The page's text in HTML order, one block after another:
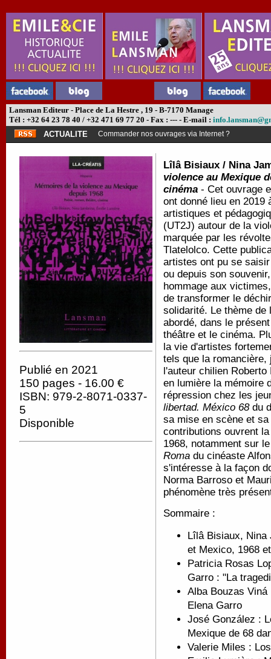
Lansman Editeur - Place de La Hestre , 19 - B-7170 Manage
Tél : +32 64 23 78 40 / +32 471 69 77 20 - Fax : --- - E-mail :
ACTUALITE
Commander nos ouvrages via Internet ?
Publié en 2021
150 pages - 16.00 €
ISBN: 979-2-8071-0337-
5
Disponible
Lîlâ Bisiaux / Nina
violence au Mexique
cinéma - Cet ouvrage
ont donné lieu en
artistiques et
(UT2J) autour de la
marquée par les
Tlatelolco. Cette
artistes ont pu se
ou depuis son
hommage aux
de transformer le
solidarité. Le thème de
abordé, dans le
théâtre et le cinéma.
la vie d'artistes
tels que la romancière,
l'auteur chilien
en lumière la mémoire
répression chez les
libertad. México 68du
sa mise en scène et
contributions ouvrent
1968, notamment sur
Roma du cinéaste
s'intéresse à la façon
Norma Barroso et
phénomène très
Sommaire :
Lîlâ Bisiaux, Nina
et Mexico, 1968
Patricia Rosas
Garro : "La
Alba Bouzas
Elena Garro
José González :
Mexique de 68
Valerie Miles :